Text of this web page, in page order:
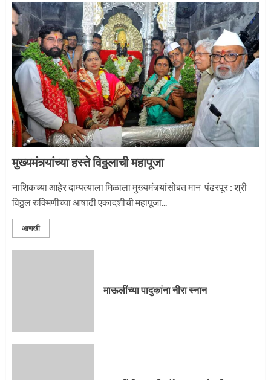
5
1
‘तुकाराम तुकाराम’ गजरी दुमदुमली देहूनगरी
2
मुख्यमंत्र्यांच्या हस्ते विठ्ठलाची महापूजा
नाशिकच्या आहेर दाम्पत्याला मिळाला मुख्यमंत्र्यांसोबत मान पंढरपूर : श्री
विठ्ठल रुक्मिणीच्या आषाढी एकादशीची महापूजा...
आणखी
माऊलींच्या पादुकांना नीरा स्नान